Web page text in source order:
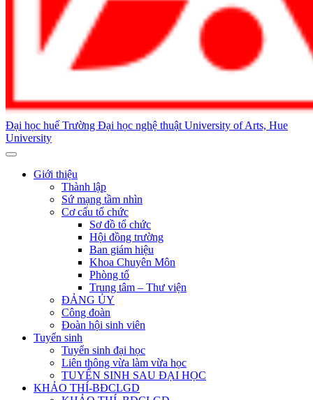
Đại học huế Trường Đại học nghệ thuật University of Arts, Hue
University
Giới thiệu
Thành lập
Sứ mạng tầm nhìn
Cơ cấu tổ chức
Sơ đồ tổ chức
Hội đồng trường
Ban giám hiệu
Khoa Chuyên Môn
Phòng tổ
Trung tâm – Thư viện
ĐẢNG ỦY
Công đoàn
Đoàn hội sinh viên
Tuyển sinh
Tuyển sinh đại học
Liên thông vừa làm vừa học
TUYỂN SINH SAU ĐẠI HỌC
KHẢO THÍ-BĐCLGD